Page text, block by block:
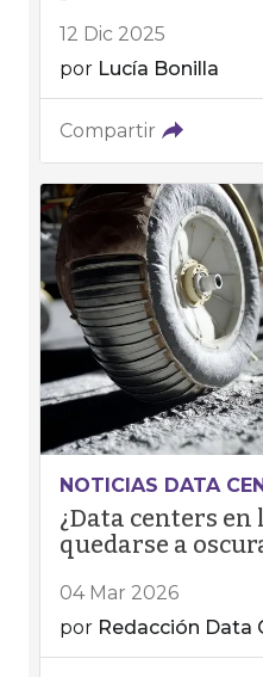
12 Dic 2025
por Lucía Bonilla
Compartir
NOTICIAS DATA
¿Data centers
quedarse a
04 Mar 2026
por Redacción Data